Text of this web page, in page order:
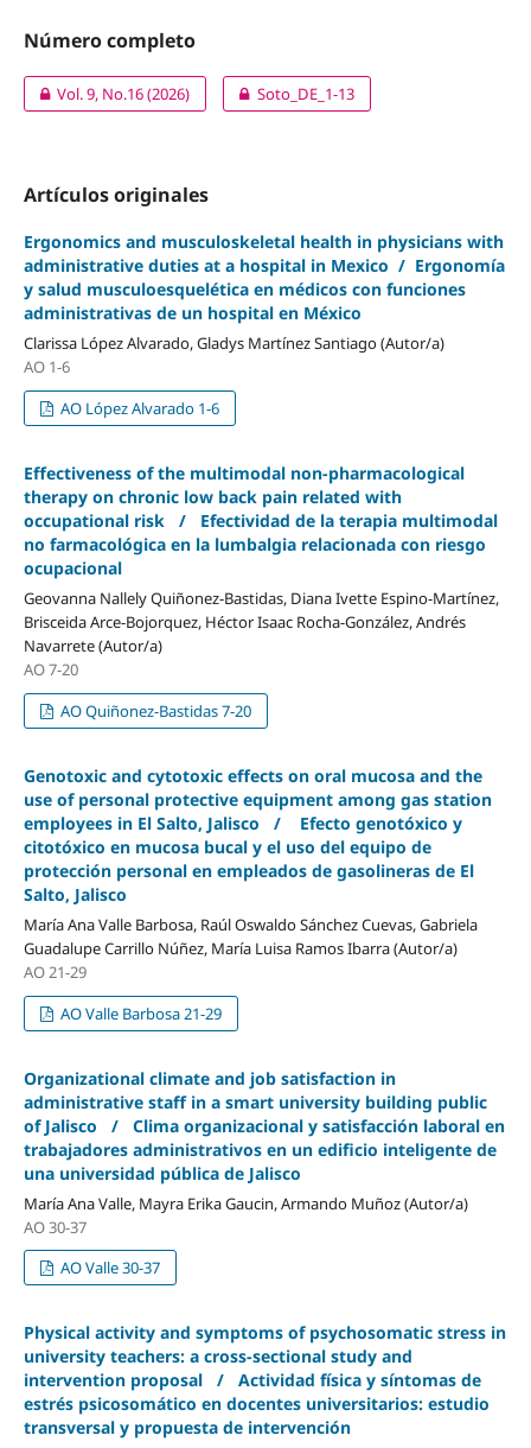
Número completo
Vol. 9, No.16 (2026) Soto_DE_1-13
Artículos originales
Ergonomics and musculoskeletal health in physicians with
administrative duties at a hospital in Mexico / Ergonomía
y salud musculoesquelética en médicos con funciones
administrativas de un hospital en México
Clarissa López Alvarado, Gladys Martínez Santiago (Autor/a)
AO 1-6
AO López Alvarado 1-6
Effectiveness of the multimodal non-pharmacological
therapy on chronic low back pain related with
occupational risk / Efectividad de la terapia multimodal
no farmacológica en la lumbalgia relacionada con riesgo
ocupacional
Geovanna Nallely Quiñonez-Bastidas, Diana Ivette Espino-Martínez,
Brisceida Arce-Bojorquez, Héctor Isaac Rocha-González, Andrés
Navarrete (Autor/a)
AO 7-20
AO Quiñonez-Bastidas 7-20
Genotoxic and cytotoxic effects on oral mucosa and the
use of personal protective equipment among gas station
employees in El Salto, Jalisco / Efecto genotóxico y
citotóxico en mucosa bucal y el uso del equipo de
protección personal en empleados de gasolineras de El
Salto, Jalisco
María Ana Valle Barbosa, Raúl Oswaldo Sánchez Cuevas, Gabriela
Guadalupe Carrillo Núñez, María Luisa Ramos Ibarra (Autor/a)
AO 21-29
AO Valle Barbosa 21-29
Organizational climate and job satisfaction in
administrative staff in a smart university building public
of Jalisco / Clima organizacional y satisfacción laboral en
trabajadores administrativos en un edificio inteligente de
una universidad pública de Jalisco
María Ana Valle, Mayra Erika Gaucin, Armando Muñoz (Autor/a)
AO 30-37
AO Valle 30-37
Physical activity and symptoms of psychosomatic stress in
university teachers: a cross-sectional study and
intervention proposal / Actividad física y síntomas de
estrés psicosomático en docentes universitarios: estudio
transversal y propuesta de intervención